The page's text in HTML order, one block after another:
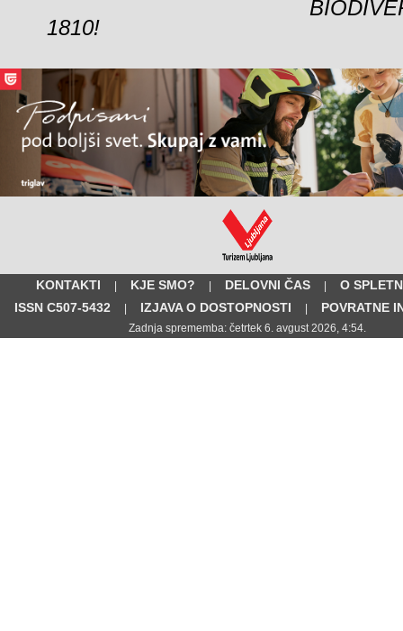
1810!
KONTAKTI | KJE SMO? | DELOVNI ČAS |
O
ISSN C507-5432
| IZJAVA O DOSTOPNOSTI | POVRATNE
Zadnja sprememba: četrtek 6. avgust 2026, 4:54.